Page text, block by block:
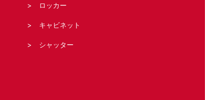
ロッカー
キャビネット
シャッター